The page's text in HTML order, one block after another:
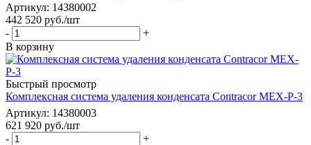
Артикул: 14380002
442 520 руб./шт
-
+
В корзину
Быстрый просмотр
Комплексная система удаления конденсата Contracor MEX-P-3
Артикул: 14380003
621 920 руб./шт
-
+